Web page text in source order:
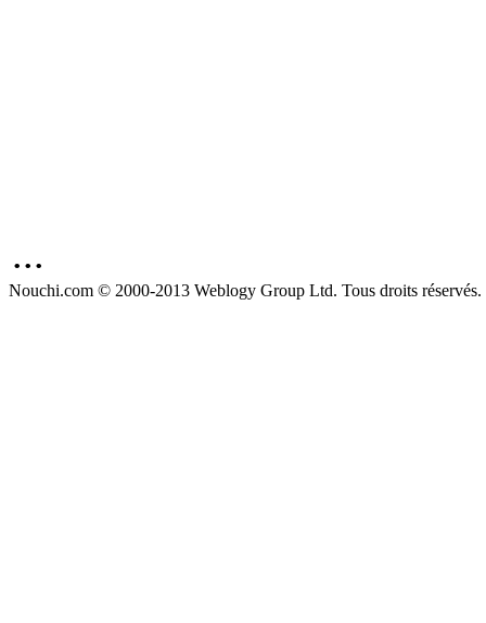
...
Nouchi.com © 2000-2013 Weblogy Group Ltd. Tous droits réservés.